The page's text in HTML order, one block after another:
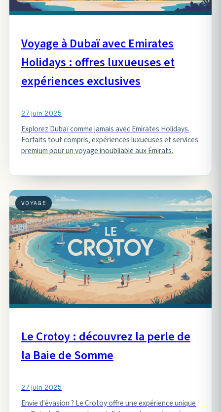
Voyage à Dubaï avec Emirates
Holidays : offres luxueuses et
expériences exclusives
27 juin 2025
Explorez Dubaï comme jamais avec Emirates Holidays.
Forfaits tout compris, expériences luxueuses et services
premium pour un voyage inoubliable aux Émirats.
VOYAGE
Le Crotoy : découvrez la perle de
la Baie de Somme
27 juin 2025
Envie d'évasion ? Le Crotoy offre une expérience unique